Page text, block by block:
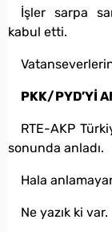
İşler sarpa
kabul etti.
PKK/PYD’Yİ
RTE-AKP
sonunda anladı.
Hala
Ne yazık ki var.